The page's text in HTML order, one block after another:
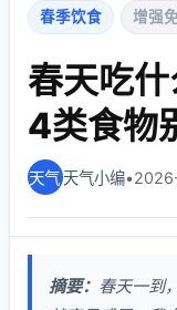
春季饮食 增强
春天吃
4类食物
天气小编•
摘要： 春天一到